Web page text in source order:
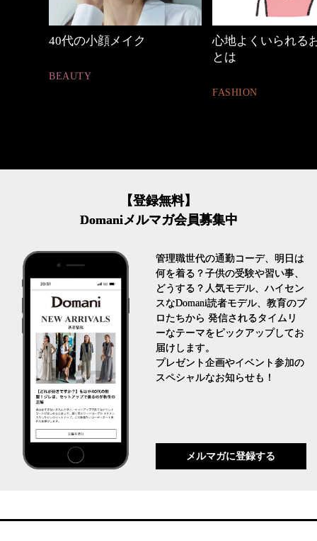
心地よくいられるおしゃれ
優木まおみさん「
割。」
LIFESTYLE
【登録無料】
Domaniメルマガ会員募集中
管理職世代の通勤コーデ、明日は
何を着る？子供の受験や習い事、
どうする？人気モデル、ハイセン
スなDomani読者モデル、教育のプ
ロたちから 発信されるタイムリ
ーなテーマをピックアップしてお
届けします。
プレゼント企画やイベント参加の
スペシャルなお知らせも！
メルマガに登録する